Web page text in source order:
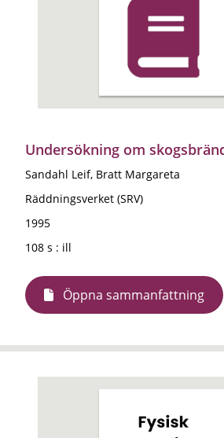
Undersökning om
Sandahl Leif, Bratt Margareta
Räddningsverket (SRV)
1995
108 s : ill
Öppna sammanfattning